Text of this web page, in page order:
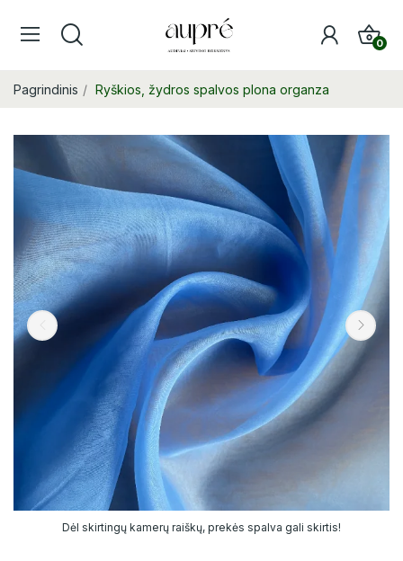
0
Pagrindinis Ryškios, žydros spalvos plona organza
Dėl skirtingų kamerų raiškų, prekės spalva gali skirtis!